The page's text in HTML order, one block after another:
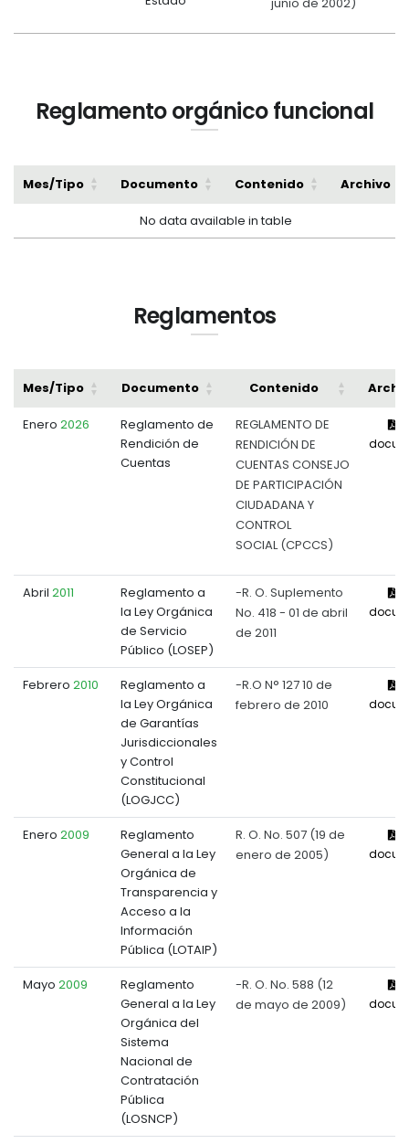
junio de 2002)
Reglamento orgánico funcional
Mes/Tipo Documento Contenido Archivo
No data available in table
Reglamentos
Mes/Tipo Documento Contenido
Enero 2026
Reglamento de
Rendición de
Cuentas
REGLAMENTO DE
RENDICIÓN DE
CUENTAS CONSEJO
DE PARTICIPACIÓN
CIUDADANA Y
CONTROL
SOCIAL (CPCCS)
Abril 2011
Reglamento a
la Ley Orgánica
de Servicio
Público (LOSEP)
-R. O. Suplemento
No. 418 - 01 de abril
de 2011
Febrero 2010
Reglamento a
la Ley Orgánica
de Garantías
Jurisdiccionales
y Control
Constitucional
(LOGJCC)
-R.O N° 127 10 de
febrero de 2010
Enero 2009
Reglamento
General a la Ley
Orgánica de
Transparencia y
Acceso a la
Información
Pública (LOTAIP)
R. O. No. 507 (19 de
enero de 2005)
Mayo 2009
Reglamento
General a la Ley
Orgánica del
Sistema
Nacional de
Contratación
Pública
(LOSNCP)
-R. O. No. 588 (12
de mayo de 2009)